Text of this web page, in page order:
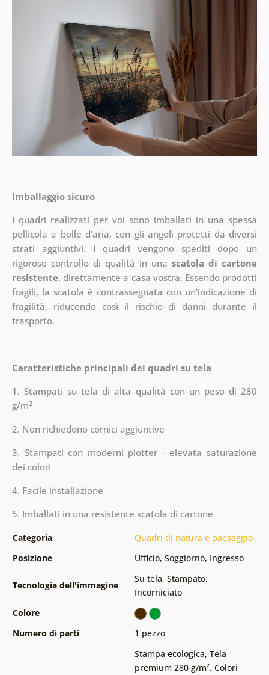
Imballaggio sicuro
I quadri realizzati per voi sono imballati in una spessa
pellicola a bolle d'aria, con gli angoli protetti da diversi
strati aggiuntivi. I quadri vengono spediti dopo un
rigoroso controllo di qualità in unascatola di cartone
resistente, direttamente a casa vostra. Essendo prodotti
fragili, la scatola è contrassegnata con un'indicazione di
fragilità, riducendo così il rischio di danni durante il
trasporto.
Caratteristiche principali dei quadri su tela
1. Stampati su tela di alta qualità con un peso di 280
g/m2
2. Non richiedono cornici aggiuntive
3. Stampati con moderni plotter - elevata saturazione
dei colori
4. Facile installazione
5. Imballati in una resistente scatola di cartone
Categoria
Quadri di natura e paesaggio
Posizione
Ufficio, Soggiorno, Ingresso
Tecnologia dell'immagine
Su tela, Stampato,
Incorniciato
Colore
Numero di parti
1 pezzo
Stampa ecologica, Tela
premium 280 g/m², Colori